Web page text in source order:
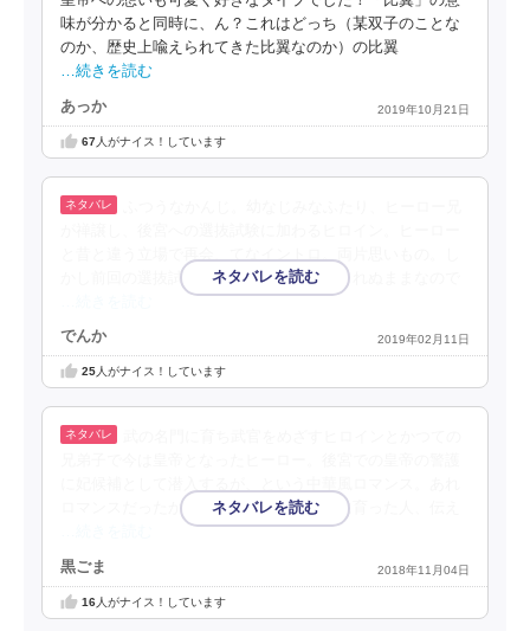
味が分かると同時に、ん？これはどっち（某双子のことな
のか、歴史上喩えられてきた比翼なのか）の比翼
…続きを読む
あっか 2019年10月21日
67人がナイス！しています
かし前回の選抜試験時の真相などが明かされぬままなので
でんか 2019年02月11日
25人がナイス！しています
ロマンスだったかな？きょうだいのように育った人、伝え
黒ごま 2018年11月04日
16人がナイス！しています